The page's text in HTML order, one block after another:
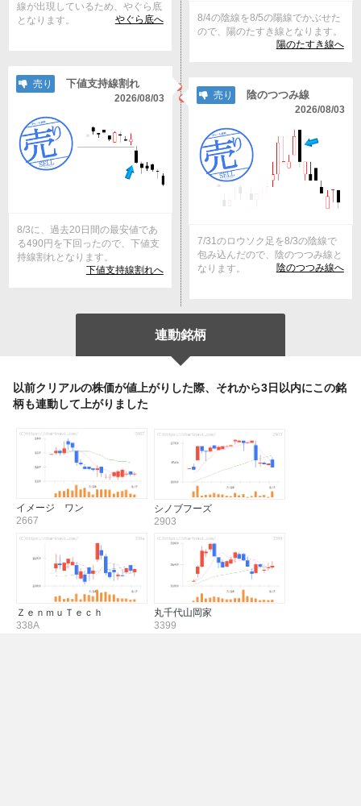
線が出現しているため、やぐら底
となります。
やぐら底へ
8/4の陰線を8/5の陽線でかぶせた
ので、陽のたすき線となります。
陽のたすき線へ
売り 下値支持線割れ
2026/08/03
8/3に、過去20日間の最安値であ
る490円を下回ったので、下値支
持線割れとなります。
下値支持線割れへ
売り 陰のつつみ線
2026/08/03
7/31のロウソク足を8/3の陰線で
包み込んだので、陰のつつみ線と
なります。
陰のつつみ線へ
連動銘柄
以前クリアルの株価が値上がりした際、それから3日以内にこの銘
柄も連動して上がりました
イメージ ワン
2667
シノブフーズ
2903
ＺｅｎｍｕＴｅｃｈ
338A
丸千代山岡家
3399